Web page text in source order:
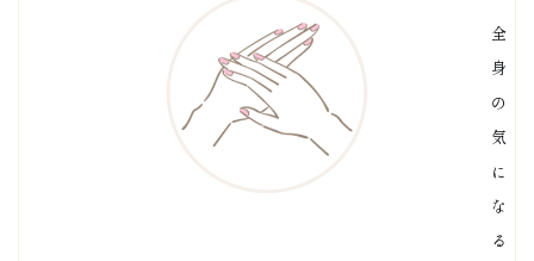
全
身
の
気
に
な
る